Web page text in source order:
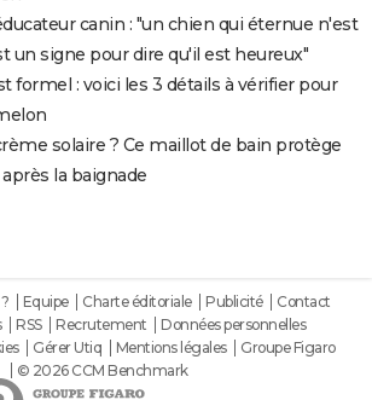
canin : "un chien qui éternue n'est
un signe pour dire qu'il est heureux"
formel : voici les 3 détails à vérifier pour
solaire ? Ce maillot de bain protège
la baignade
Equipe Charte éditoriale Publicité
Contact
RSS Recrutement
Données personnelles
Gérer Utiq Mentions légales
Groupe Figaro
© 2026 CCM Benchmark